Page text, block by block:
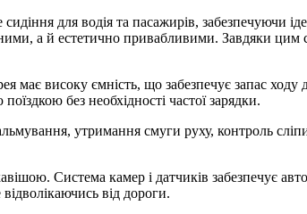
для водія та пасажирів, забезпечуючи
а й естетично привабливими. Завдяки
має високу ємність, що забезпечує запас
без необхідності частої зарядки.
утримання смуги руху, контроль
Система камер і датчиків забезпечує
від дороги.